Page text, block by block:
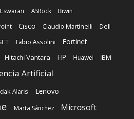
ASRock
Biwin
Cisco Claudio Martinelli Dell
Fabio Assolini Fortinet
Hitachi Vantara HP Huawei IBM
Artificial
Alaris Lenovo
Marta Sánchez
Microsoft